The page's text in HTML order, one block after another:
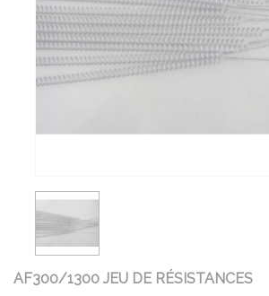
AF300/1300 JEU DE RÉSISTANCES